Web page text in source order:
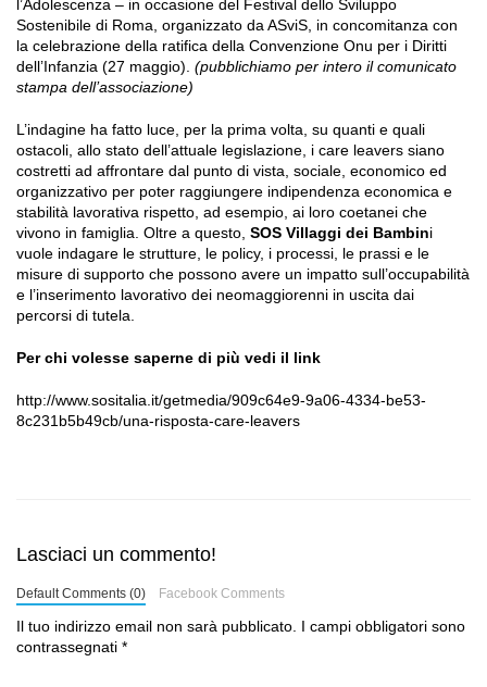
l’Adolescenza – in occasione del Festival dello Sviluppo
Sostenibile di Roma, organizzato da ASviS, in concomitanza con
la celebrazione della ratifica della Convenzione Onu per i Diritti
dell’Infanzia (27 maggio). (pubblichiamo per intero il comunicato
stampa dell’associazione)
L’indagine ha fatto luce, per la prima volta, su quanti e quali
ostacoli, allo stato dell’attuale legislazione, i care leavers siano
costretti ad affrontare dal punto di vista, sociale, economico ed
organizzativo per poter raggiungere indipendenza economica e
stabilità lavorativa rispetto, ad esempio, ai loro coetanei che
vivono in famiglia. Oltre a questo, SOS Villaggi dei Bambini
vuole indagare le strutture, le policy, i processi, le prassi e le
misure di supporto che possono avere un impatto sull’occupabilità
e l’inserimento lavorativo dei neomaggiorenni in uscita dai
percorsi di tutela.
Per chi volesse saperne di più vedi il link
http://www.sositalia.it/getmedia/909c64e9-9a06-4334-be53-
8c231b5b49cb/una-risposta-care-leavers
Lasciaci un commento!
Default Comments (0) Facebook Comments
Il tuo indirizzo email non sarà pubblicato. I campi obbligatori sono
contrassegnati *